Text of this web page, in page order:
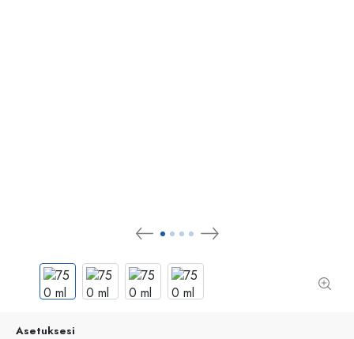
Asetuksesi